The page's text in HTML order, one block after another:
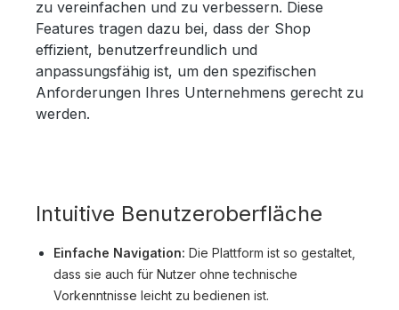
zu vereinfachen und zu verbessern. Diese
Features tragen dazu bei, dass der Shop
effizient, benutzerfreundlich und
anpassungsfähig ist, um den spezifischen
Anforderungen Ihres Unternehmens gerecht zu
werden.
Intuitive Benutzeroberfläche
Einfache Navigation: Die Plattform ist so gestaltet,
dass sie auch für Nutzer ohne technische
Vorkenntnisse leicht zu bedienen ist.